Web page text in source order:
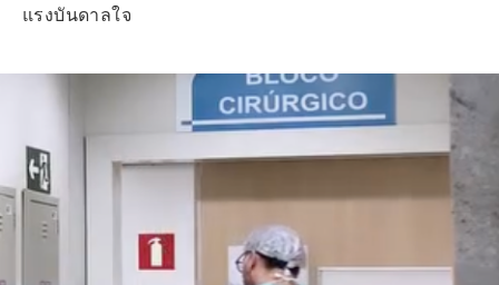
แรงบันดาลใจ